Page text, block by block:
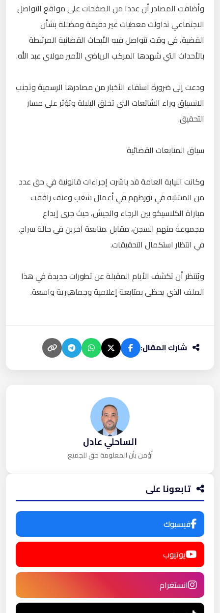
وأضافت المصادر أن عددا من الصفحات على مواقع التواصل
الاجتماعي تداولت معطيات غير دقيقة ومضللة بشأن
القضية، في وقت تتواصل فيه الأبحاث القضائية المرتبطة
بالأحداث التي شهدها المركب الرياضي الأمير مولاي عبد الله.
ودعت إلى ضرورة استقاء الأخبار من مصادرها الرسمية وتجنب
الانسياق وراء الشائعات التي تخلق البلبلة وتؤثر على مسار
التحقيق.
سياق المتابعات القضائية
وكانت النيابة العامة قد باشرت إجراءات قانونية في حق عدد
من المشتبه في تورطهم في أعمال شغب وعنف رافقت
مباراة الكلاسيكو بين الرجاء والجيش، حيث جرى إيداع
مجموعة منهم السجن، مقابل .متابعة آخرين في حالة سراح.
في انتظار استكمال التحقيقات.
ويُنتظر أن تكشف الأيام المقبلة عن تطورات جديدة في هذا
الملف الذي يحظى بمتابعة إعلامية وجماهيرية واسعة.
شارك المقال:
الساحلي عادل
أؤمن بأن المعلومة حق للجميع
تابعونا على
فيسبوك
يوتيوب
انستغرام